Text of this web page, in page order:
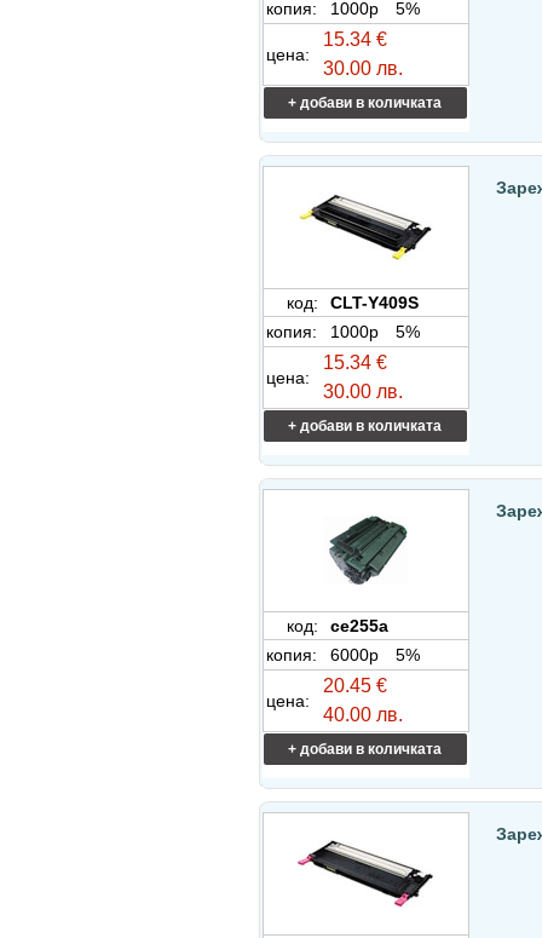
копия:
1000p 5%
цена:
15.34 €
30.00 лв.
+ добави в количката
код:
CLT-Y409S
копия:
1000p 5%
цена:
15.34 €
30.00 лв.
+ добави в количката
код:
ce255a
копия:
6000p 5%
цена:
20.45 €
40.00 лв.
+ добави в количката